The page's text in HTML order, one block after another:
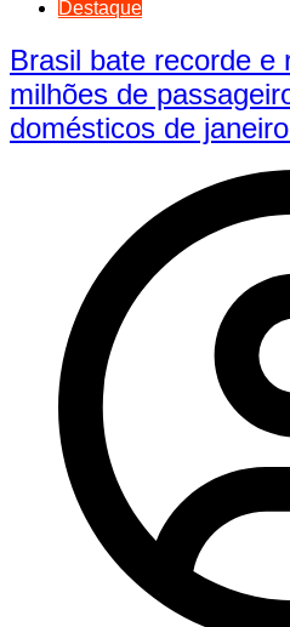
Destaque
Brasil bate recorde e
milhões de
domésticos de